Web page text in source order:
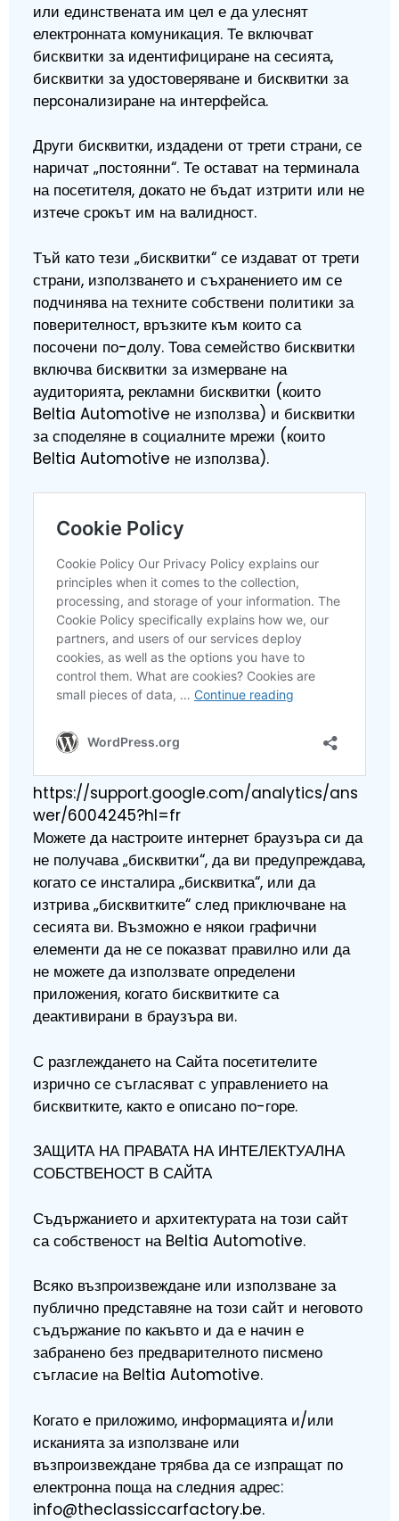
или единствената им цел е да улеснят
електронната комуникация. Те включват
бисквитки за идентифициране на сесията,
бисквитки за удостоверяване и бисквитки за
персонализиране на интерфейса.
Други бисквитки, издадени от трети страни, се
наричат „постоянни“. Те остават на терминала
на посетителя, докато не бъдат изтрити или не
изтече срокът им на валидност.
Тъй като тези „бисквитки“ се издават от трети
страни, използването и съхранението им се
подчинява на техните собствени политики за
поверителност, връзките към които са
посочени по-долу. Това семейство бисквитки
включва бисквитки за измерване на
аудиторията, рекламни бисквитки (които
Beltia Automotive не използва) и бисквитки
за споделяне в социалните мрежи (които
Beltia Automotive не използва).
https://support.google.com/analytics/ans
wer/6004245?hl=fr
Можете да настроите интернет браузъра си да
не получава „бисквитки“, да ви предупреждава,
когато се инсталира „бисквитка“, или да
изтрива „бисквитките“ след приключване на
сесията ви. Възможно е някои графични
елементи да не се показват правилно или да
не можете да използвате определени
приложения, когато бисквитките са
деактивирани в браузъра ви.
С разглеждането на Сайта посетителите
изрично се съгласяват с управлението на
бисквитките, както е описано по-горе.
ЗАЩИТА НА ПРАВАТА НА ИНТЕЛЕКТУАЛНА
СОБСТВЕНОСТ В САЙТА
Съдържанието и архитектурата на този сайт
са собственост на Beltia Automotive.
Всяко възпроизвеждане или използване за
публично представяне на този сайт и неговото
съдържание по какъвто и да е начин е
забранено без предварителното писмено
съгласие на Beltia Automotive.
Когато е приложимо, информацията и/или
исканията за използване или
възпроизвеждане трябва да се изпращат по
електронна поща на следния адрес:
info@theclassiccarfactory.be.